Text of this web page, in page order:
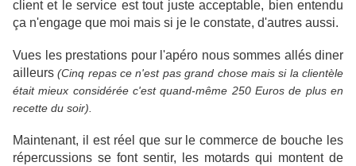
client et le service est tout juste acceptable, bien entendu
ça n'engage que moi mais si je le constate, d'autres aussi.
Vues les prestations pour l'apéro nous sommes allés diner
ailleurs(Cinq repas ce n'est pas grand chose mais si la clientèle
était mieux considérée c'est quand-même 250 Euros de plus en
recette du soir).
Maintenant, il est réel que sur le commerce de bouche les
répercussions se font sentir, les motards qui montent de